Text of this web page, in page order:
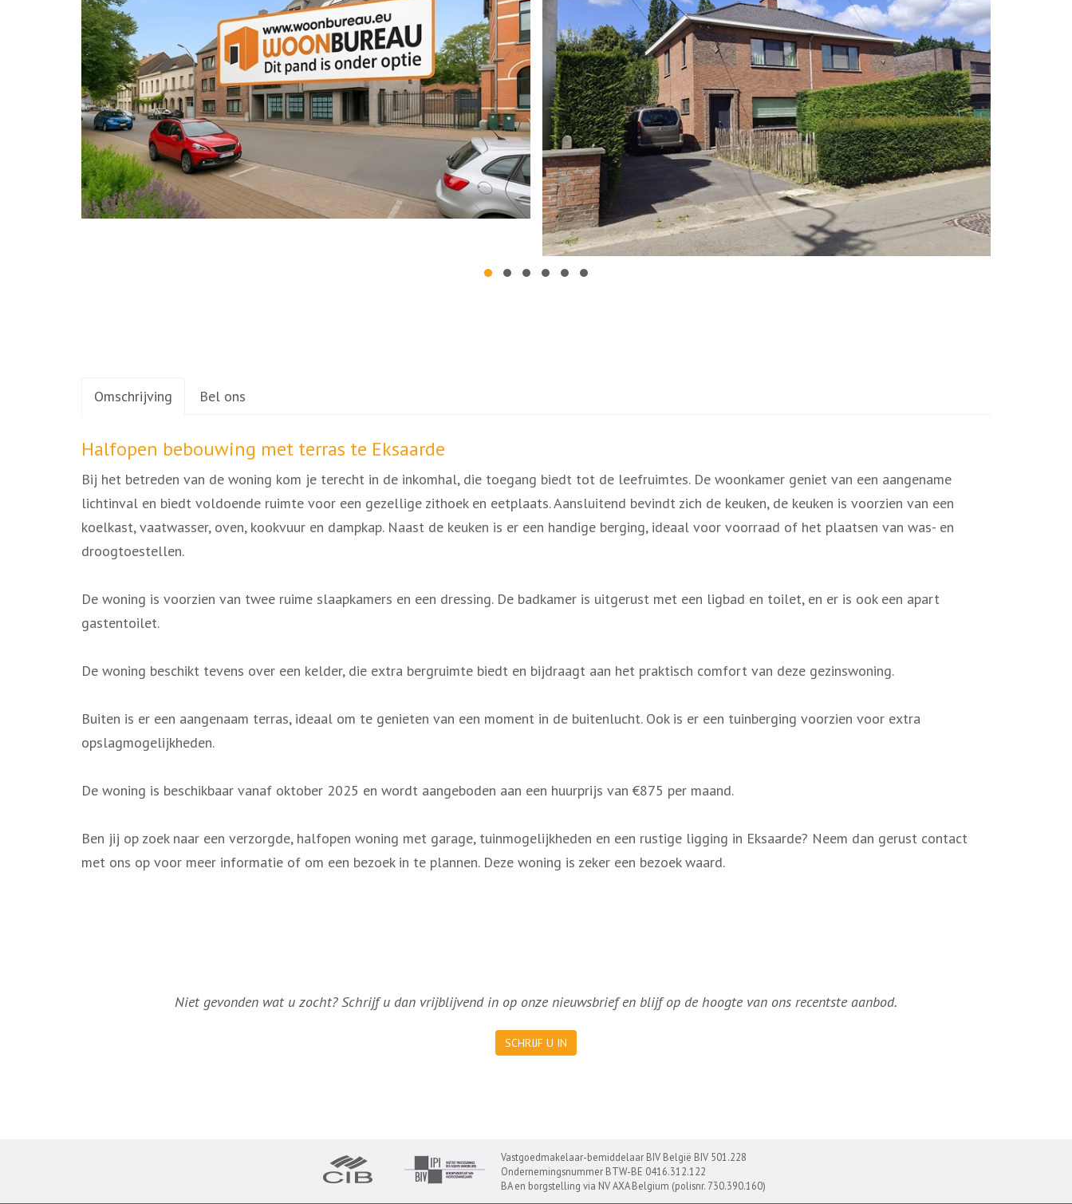
Omschrijving Bel ons
Omschrijving
Halfopen bebouwing met terras te Eksaarde
Bij het betreden van de woning kom je terecht in de inkomhal, die toegang biedt tot de leefruimtes. De woonkamer geniet van een aangename
lichtinval en biedt voldoende ruimte voor een gezellige zithoek en eetplaats. Aansluitend bevindt zich de keuken, de keuken is voorzien van een
koelkast, vaatwasser, oven, kookvuur en dampkap. Naast de keuken is er een handige berging, ideaal voor voorraad of het plaatsen van was- en
droogtoestellen.
De woning is voorzien van twee ruime slaapkamers en een dressing. De badkamer is uitgerust met een ligbad en toilet, en er is ook een apart
gastentoilet.
De woning beschikt tevens over een kelder, die extra bergruimte biedt en bijdraagt aan het praktisch comfort van deze gezinswoning.
Buiten is er een aangenaam terras, ideaal om te genieten van een moment in de buitenlucht. Ook is er een tuinberging voorzien voor extra
opslagmogelijkheden.
De woning is beschikbaar vanaf oktober 2025 en wordt aangeboden aan een huurprijs van €875 per maand.
Ben jij op zoek naar een verzorgde, halfopen woning met garage, tuinmogelijkheden en een rustige ligging in Eksaarde? Neem dan gerust contact
met ons op voor meer informatie of om een bezoek in te plannen. Deze woning is zeker een bezoek waard.
Niet gevonden wat u zocht? Schrijf u dan vrijblijvend in op onze nieuwsbrief en blijf op de hoogte van ons recentste aanbod.
SCHRIJF U IN
Vastgoedmakelaar-bemiddelaar BIV België BIV 501.228
Ondernemingsnummer BTW-BE 0416.312.122
BA en borgstelling via NV AXA Belgium (polisnr. 730.390.160)